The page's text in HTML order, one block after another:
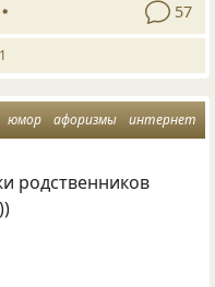
57
юмор афоризмы интернет
родственников